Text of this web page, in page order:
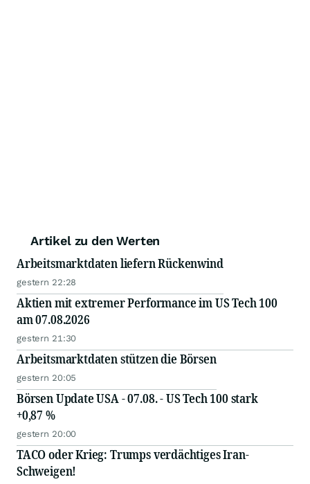
Artikel zu den Werten
Arbeitsmarktdaten liefern Rückenwind
gestern 22:28
Aktien mit extremer Performance im US Tech 100
am 07.08.2026
gestern 21:30
Arbeitsmarktdaten stützen die Börsen
gestern 20:05
Börsen Update USA - 07.08. - US Tech 100 stark
+0,87 %
gestern 20:00
TACO oder Krieg: Trumps verdächtiges Iran-
Schweigen!